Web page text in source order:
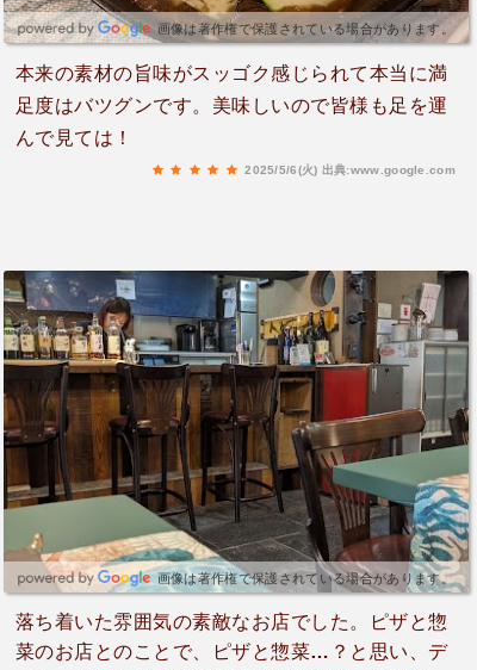
画像は著作権で保護されている場合があります。
本来の素材の旨味がスッゴク感じられて本当に満
足度はバツグンです。美味しいので皆様も足を運
んで見ては！
2025/5/6(火) 出典:www.google.com
画像は著作権で保護されている場合があります。
落ち着いた雰囲気の素敵なお店でした。ピザと惣
菜のお店とのことで、ピザと惣菜…？と思い、デ